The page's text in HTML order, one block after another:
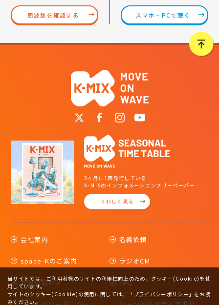
周波数を確認する スマホ・PCで聴く
3ヶ月に1回発行している
K-MIXのインフォメーションフリーペーパー
くわしく見る
会社案内 名義依頼
space-Kのご案内 ラジオCM
お問い合わせ FAQ
当サイトでは、ご利用者様のサイトの利便性向上のため、クッキー(Cookie)を使
用しています。
サイトのクッキー(Cookie)の使用に関しては、
「プライバシーポリシー 」をお読
みください。